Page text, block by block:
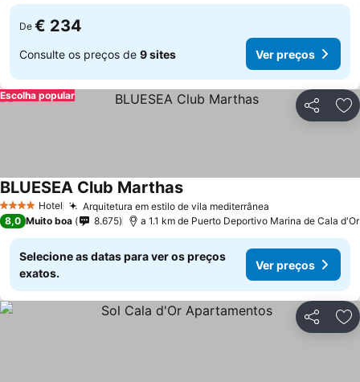
De € 234
Consulte os preços de 9 sites Ver preços
Partilhar
Escolha popular
4 EstrelasHotel Arquitetura em estilo de vila mediterrânea
BLUESEA Club Marthas
8,0 Muito boa 8.675 a 1.1 km de Puerto Deportivo Marina de Cala d'Or
Selecione as datas para ver os preços
exatos.
Ver preços
Partilhar